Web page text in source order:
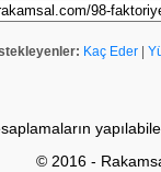
Kaç Eder
© 2016 -